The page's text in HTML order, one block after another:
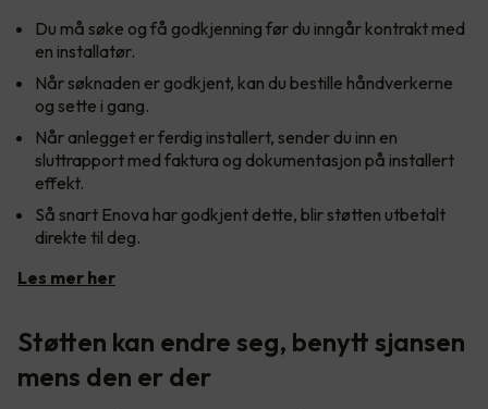
Du må søke og få godkjenning før du inngår kontrakt med
en installatør.
Når søknaden er godkjent, kan du bestille håndverkerne
og sette i gang.
Når anlegget er ferdig installert, sender du inn en
sluttrapport med faktura og dokumentasjon på installert
effekt.
Så snart Enova har godkjent dette, blir støtten utbetalt
direkte til deg.
Les mer her
Støtten kan endre seg, benytt sjansen
mens den er der